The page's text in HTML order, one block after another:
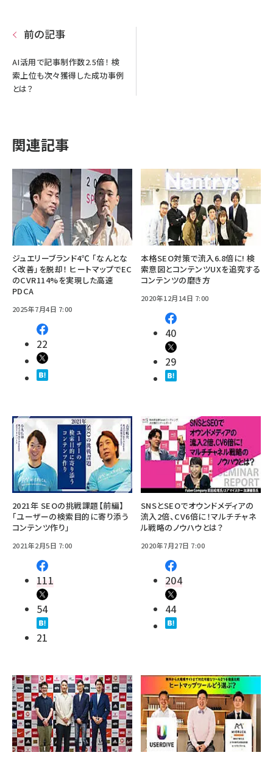
前の記事
AI活用で記事制作数2.5倍！ 検
索上位も次々獲得した成功事例
とは？
関連記事
ジュエリーブランド4℃ 「なんとな
く改善」を脱却！ ヒートマップでEC
のCVR114%を実現した高速
PDCA
2025年7月4日 7:00
22
本格SEO対策で流入6.8倍に! 検
索意図とコンテンツUXを追究する
コンテンツの磨き方
2020年12月14日 7:00
40
29
2021年 SEOの挑戦課題【前編】
「ユーザーの検索目的に寄り添う
コンテンツ作り」
2021年2月5日 7:00
111
54
21
SNSとSEOでオウンドメディアの
流入2倍、CV6倍に！マルチチャネ
ル戦略のノウハウとは？
2020年7月27日 7:00
204
44